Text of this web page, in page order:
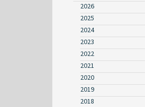
2026
2025
2024
2023
2022
2021
2020
2019
2018